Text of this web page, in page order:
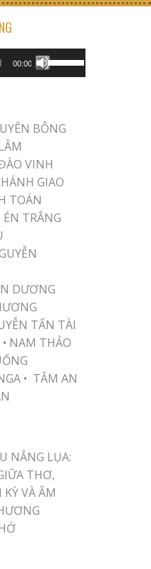
00:00
USE UP/DOWN ARROW KEYS TO INCREASE OR DECREASE VOLUME.
BÔNG
VINH
GIAO
TOÁN
ÉN TRẮNG
DƯƠNG
TẤN TÀI
• NAM THẢO
• TÂM AN
NẮNG LỤA:
THƠ,
VÀ ÂM